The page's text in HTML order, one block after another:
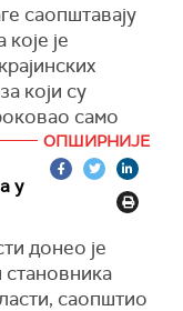
300
који су
саопштава
одбране
током
саопштавају
је
који су
само
вођене ракете
у саопштењу
је да су
приватног
ОПШИРНИЈЕ
у
донео је
становника
саопштио